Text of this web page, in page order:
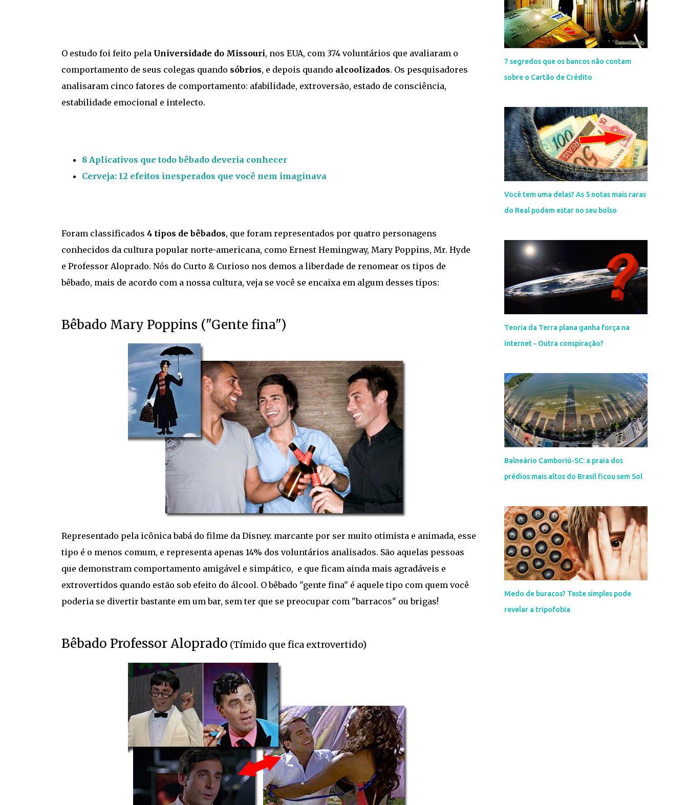
O estudo foi feito pela Universidade do Missouri, nos EUA, com 374 voluntários que avaliaram o
comportamento de seus colegas quando sóbrios, e depois quando alcoolizados. Os pesquisadores
analisaram cinco fatores de comportamento: afabilidade, extroversão, estado de consciência,
estabilidade emocional e intelecto.
8 Aplicativos que todo bêbado deveria conhecer
Cerveja: 12 efeitos inesperados que você nem imaginava
Foram classificados 4 tipos de bêbados, que foram representados por quatro personagens
conhecidos da cultura popular norte-americana, como Ernest Hemingway, Mary Poppins, Mr. Hyde
e Professor Aloprado. Nós do Curto & Curioso nos demos a liberdade de renomear os tipos de
bêbado, mais de acordo com a nossa cultura, veja se você se encaixa em algum desses tipos:
Bêbado Mary Poppins ("Gente fina")
Representado pela icônica babá do filme da Disney. marcante por ser muito otimista e animada, esse
tipo é o menos comum, e representa apenas 14% dos voluntários analisados. São aquelas pessoas
que demonstram comportamento amigável e simpático, e que ficam ainda mais agradáveis e
extrovertidos quando estão sob efeito do álcool. O bêbado "gente fina" é aquele tipo com quem você
poderia se divertir bastante em um bar, sem ter que se preocupar com "barracos" ou brigas!
Bêbado Professor Aloprado (Tímido que fica extrovertido)
7 segredos que os bancos não contam
sobre o Cartão de Crédito
Você tem uma delas? As 5 notas mais raras
do Real podem estar no seu bolso
Teoria da Terra plana ganha força na
internet - Outra conspiração?
Balneário Camboriú-SC: a praia dos
prédios mais altos do Brasil ficou sem Sol
Medo de buracos? Teste simples pode
revelar a tripofobia